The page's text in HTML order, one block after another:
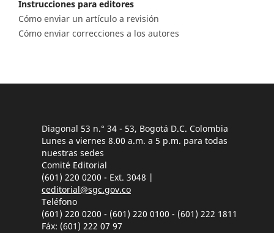
Instrucciones para editores
Cómo enviar un artículo a revisión
Cómo enviar correcciones a los autores
Diagonal 53 n.° 34 - 53, Bogotá D.C. Colombia
Lunes a viernes 8.00 a.m. a 5 p.m. para todas
nuestras sedes
Comité Editorial
(601) 220 0200 - Ext. 3048 |
ceditorial@sgc.gov.co
Teléfono
(601) 220 0200 - (601) 220 0100 - (601) 222 1811
Fáx: (601) 222 07 97